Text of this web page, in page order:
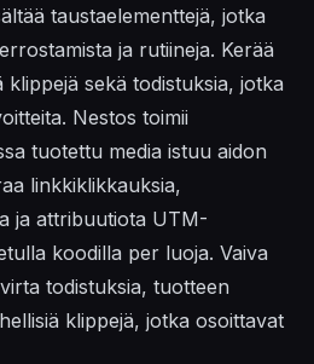
taustaelementtejä, jotka
ja rutiineja. Kerää
sekä todistuksia, jotka
Nestos toimii
tuotettu media istuu aidon
linkkiklikkauksia,
ja attribuutiota UTM-
koodilla per luoja. Vaiva
todistuksia, tuotteen
klippejä, jotka osoittavat